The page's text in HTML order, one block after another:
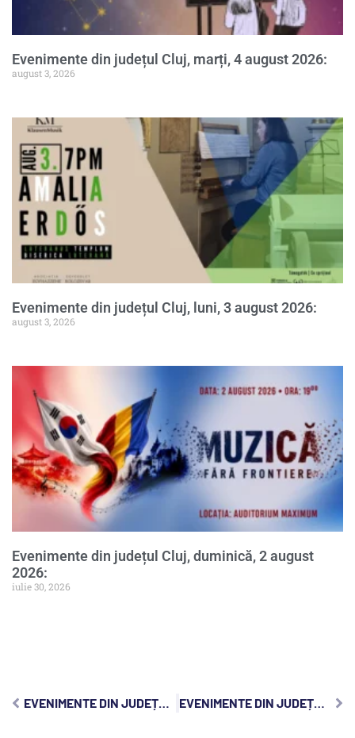
Evenimente din județul Cluj, marți, 4 august 2026:
august 3, 2026
Evenimente din județul Cluj, luni, 3 august 2026:
august 3, 2026
Evenimente din județul Cluj, duminică, 2 august
2026:
iulie 30, 2026
EVENIMENTE DIN JUDEȚUL CLUJ, VINERI, 31 IANUARIE 2025: EVENIMENTE DIN JUDEȚUL CLUJ, DUMINICĂ, 2 FEBRUARIE 2025: